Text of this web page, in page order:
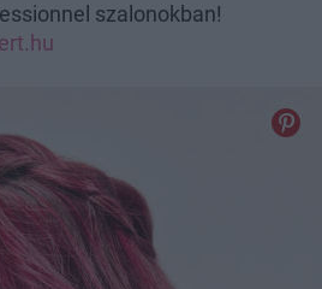
szalonokban!